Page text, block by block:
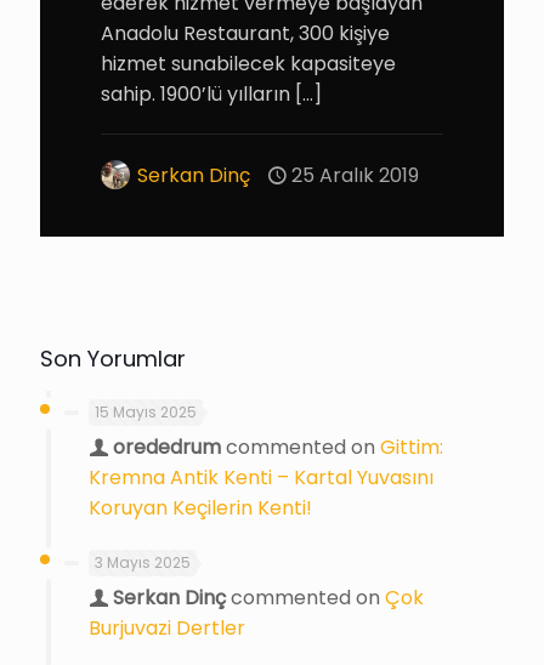
Anadolu Restaurant, 300 kişiye
hizmet sunabilecek kapasiteye
sahip. 1900’lü yılların […]
Serkan Dinç 25 Aralık 2019
Son Yorumlar
15 Mayıs 2025
orededrumcommented on Gittim:
Kremna Antik Kenti – Kartal Yuvasını
Koruyan Keçilerin Kenti!
3 Mayıs 2025
Serkan Dinçcommented on Çok
Burjuvazi Dertler